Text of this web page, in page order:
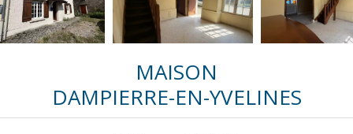
MAISON
DAMPIERRE-EN-YVELINES